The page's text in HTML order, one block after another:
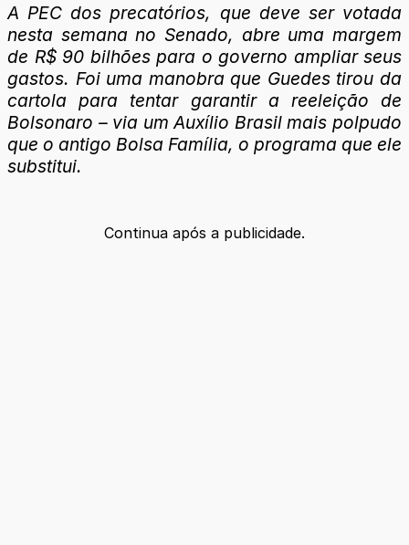
A PEC dos precatórios, que deve ser votada
nesta semana no Senado, abre uma margem
de R$ 90 bilhões para o governo ampliar seus
gastos. Foi uma manobra que Guedes tirou da
cartola para tentar garantir a reeleição de
Bolsonaro – via um Auxílio Brasil mais polpudo
que o antigo Bolsa Família, o programa que ele
substitui.
Continua após a publicidade.